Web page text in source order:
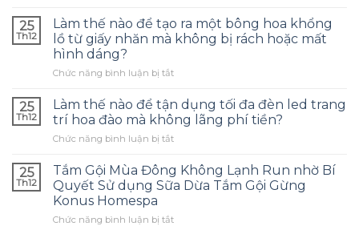
bảo
quản
phù
và
tránh
những
sai
thường
gặp?
đã
dùng
tinh
tràm
con
đây
là
tôi
ước
sớm
25
Th12
Làm thế nào để tạo ra một bông hoa khổng
lồ từ giấy nhăn mà không bị rách hoặc mất
hình dáng?
Chức năng bình luận bị tắtở
thế
nào
để
tạo
một
bông
lồ
25
Th12
Làm thế nào để tận dụng tối đa đèn led trang
trí hoa đào mà không lãng phí tiền?
Chức năng bình luận bị tắtở
thế
nào
để
dụng
25
Th12
Tắm Gội Mùa Đông Không Lạnh Run nhờ Bí
Quyết Sử dụng Sữa Dừa Tắm Gội Gừng
Konus Homespa
Chức năng bình luận bị tắtở